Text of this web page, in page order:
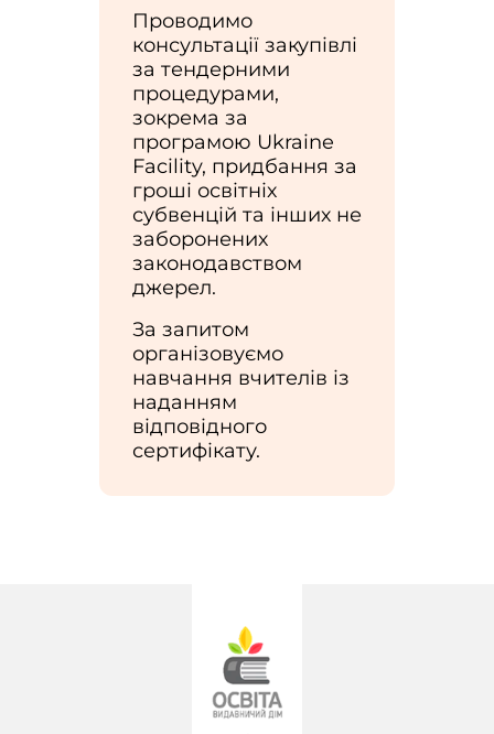
Проводимо
консультації закупівлі
за тендерними
процедурами,
зокрема за
програмою Ukraine
Facility, придбання за
гроші освітніх
субвенцій та інших не
заборонених
законодавством
джерел.
За запитом
організовуємо
навчання вчителів із
наданням
відповідного
сертифікату.